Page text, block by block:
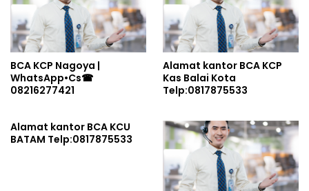
BCA KCP Nagoya |
WhatsApp•Cs☎
08216277421
Alamat kantor BCA KCP
Kas Balai Kota
Telp:0817875533
Alamat kantor BCA KCU
BATAM Telp:0817875533